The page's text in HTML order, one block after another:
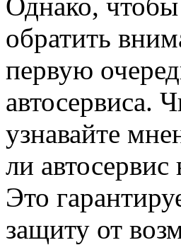
обратить
первую
автосервиса.
узнавайте
ли
Это
защиту от